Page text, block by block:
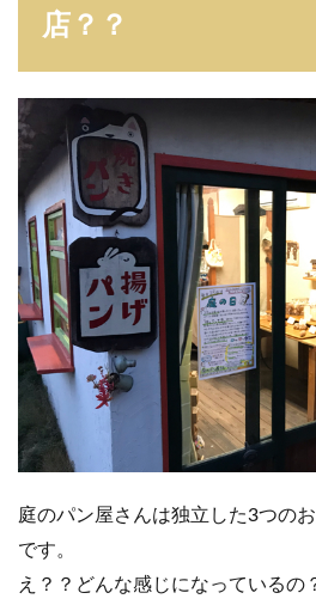
店？？
庭のパン屋さんは独立した3つの
です。
え？？どんな感じになっているの